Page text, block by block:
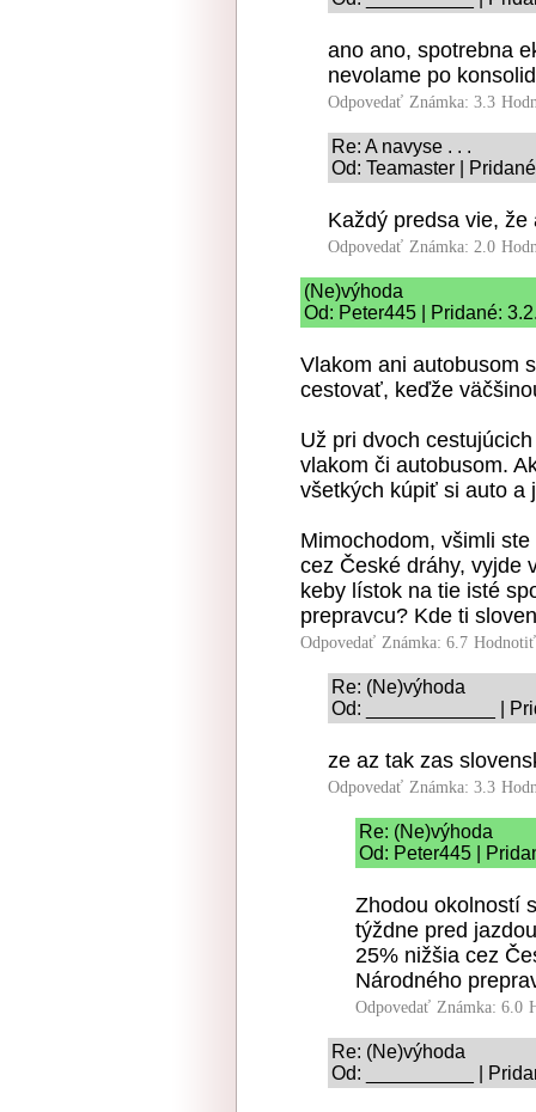
ano ano, spotrebna
nevolame po
Odpovedať Známka: 3.3
Re: A navyse . . .
Od: Teamaster |
Každý predsa vie,
Odpovedať Známka: 2.0
(Ne)výhoda
Od: Peter445 | Pridané:
Vlakom ani autobusom
cestovať, keďže
Už pri dvoch
vlakom či autobusom.
všetkých kúpiť si auto a
Mimochodom, všimli
cez České dráhy, vyjde
keby lístok na tie isté
prepravcu? Kde ti
Odpovedať Známka: 6.7
Re: (Ne)výhoda
Od: ____________ |
ze az tak zas
Odpovedať Známka: 3.3
Re: (Ne)výhoda
Od: Peter445 |
Zhodou okolností
týždne pred
25% nižšia cez
Národného
Odpovedať Známka: 6.0
Re: (Ne)výhoda
Od: __________ |